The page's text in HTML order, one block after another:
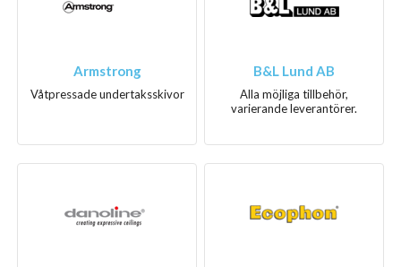
Armstrong
Våtpressade undertaksskivor
B&L Lund AB
Alla möjliga tillbehör,
varierande leverantörer.